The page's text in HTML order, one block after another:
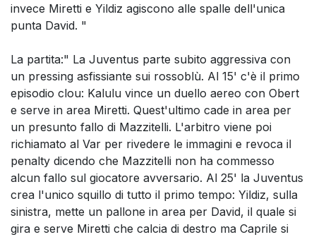
invece Miretti e Yildiz agiscono alle spalle dell'unica
punta David. "
La partita:" La Juventus parte subito aggressiva con
un pressing asfissiante sui rossoblù. Al 15' c'è il primo
episodio clou: Kalulu vince un duello aereo con Obert
e serve in area Miretti. Quest'ultimo cade in area per
un presunto fallo di Mazzitelli. L'arbitro viene poi
richiamato al Var per rivedere le immagini e revoca il
penalty dicendo che Mazzitelli non ha commesso
alcun fallo sul giocatore avversario. Al 25' la Juventus
crea l'unico squillo di tutto il primo tempo: Yildiz, sulla
sinistra, mette un pallone in area per David, il quale si
gira e serve Miretti che calcia di destro ma Caprile si